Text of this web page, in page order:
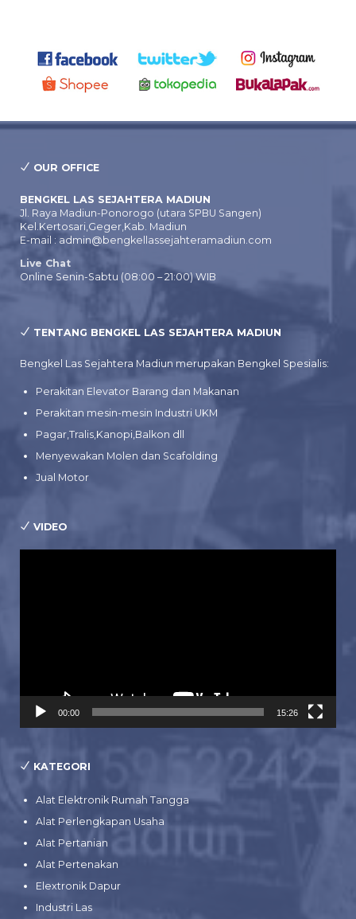
OUR OFFICE
BENGKEL LAS SEJAHTERA MADIUN
Jl. Raya Madiun-Ponorogo (utara SPBU Sangen)
Kel.Kertosari,Geger,Kab. Madiun
E-mail : admin@bengkellassejahteramadiun.com
Live Chat
Online Senin-Sabtu (08:00 – 21:00) WIB
TENTANG BENGKEL LAS SEJAHTERA MADIUN
Bengkel Las Sejahtera Madiun merupakan Bengkel Spesialis:
Perakitan Elevator Barang dan Makanan
Perakitan mesin-mesin Industri UKM
Pagar,Tralis,Kanopi,Balkon dll
Menyewakan Molen dan Scafolding
Jual Motor
VIDEO
00:00 15:26
KATEGORI
Alat Elektronik Rumah Tangga
Alat Perlengkapan Usaha
Alat Pertanian
Alat Pertenakan
Elextronik Dapur
Industri Las